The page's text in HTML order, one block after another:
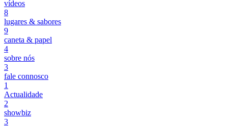
vídeos
8
lugares & sabores
9
caneta & papel
4
sobre nós
3
fale connosco
1
Actualidade
2
showbiz
3